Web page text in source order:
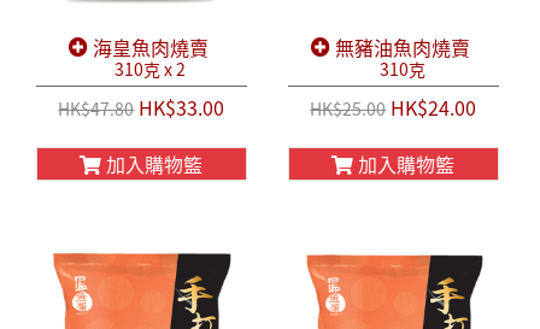
海皇魚肉燒賣
310克 x 2
HK$47.80HK$33.00
加入購物籃
無豬油魚肉燒賣
310克
HK$25.00HK$24.00
加入購物籃